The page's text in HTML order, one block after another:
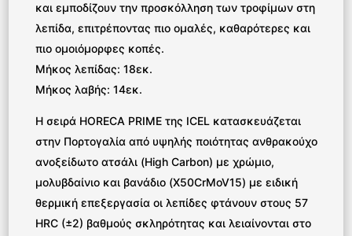
και εμποδίζουν την προσκόλληση των τροφίμων στη
λεπίδα, επιτρέποντας πιο ομαλές, καθαρότερες και
πιο ομοιόμορφες κοπές.
Μήκος λεπίδας: 18εκ.
Μήκος λαβής: 14εκ.
Η σειρά HORECA PRIME της ICEL κατασκευάζεται
στην Πορτογαλία από υψηλής ποιότητας ανθρακούχο
ανοξείδωτο ατσάλι (High Carbon) με χρώμιο,
μολυβδαίνιο και βανάδιο (X50CrMoV15) με ειδική
θερμική επεξεργασία οι λεπίδες φτάνουν στους 57
HRC (±2) βαθμούς σκληρότητας και λειαίνονται στο